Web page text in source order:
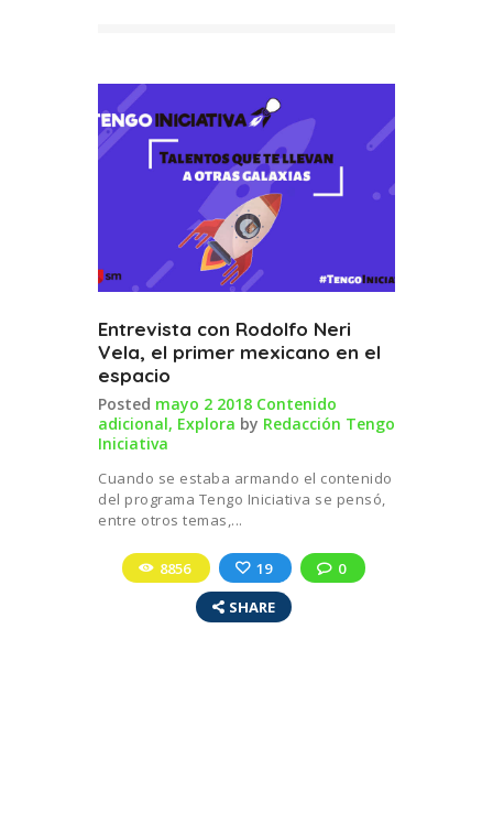
Entrevista con Rodolfo Neri
Vela, el primer mexicano en el
espacio
Posted mayo 2 2018 Contenido
adicional, Explora by Redacción Tengo
Iniciativa
Cuando se estaba armando el contenido
del programa Tengo Iniciativa se pensó,
entre otros temas,...
8856 19
0
SHARE